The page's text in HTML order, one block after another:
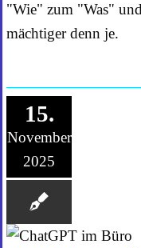
"Wie" zum "Was"
mächtiger denn je.
15.
November
2025